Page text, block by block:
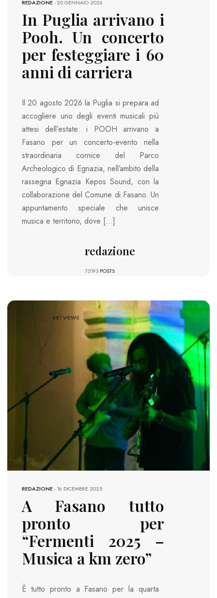
REDAZIONE-20 GENNAIO 2026
In Puglia arrivano i
Pooh. Un concerto
per festeggiare i 60
anni di carriera
Il 20 agosto 2026 la Puglia si prepara ad
accogliere uno degli eventi musicali più
attesi dell’estate: i POOH arrivano a
Fasano per un concerto-evento nella
straordinaria cornice del Parco
Archeologico di Egnazia, nell’ambito della
rassegna Egnazia Kepos Sound, con la
collaborazione del Comune di Fasano. Un
appuntamento speciale che unisce
musica e territorio, dove […]
redazione
75193 POSTS
681 VIEWS
REDAZIONE-16 DICEMBRE 2025
A Fasano tutto
pronto per
“Fermenti 2025 –
Musica a km zero”
È tutto pronto a Fasano per la quarta